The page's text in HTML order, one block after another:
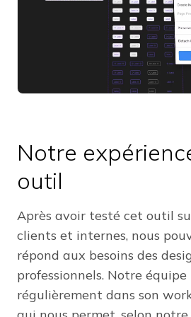
Notre
outil
Après avoir testé cet outil
clients et internes, nous
répond aux besoins des
professionnels. Notre
régulièrement dans son